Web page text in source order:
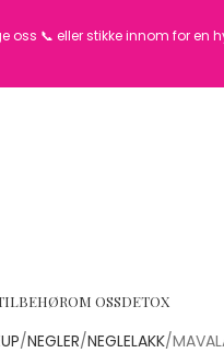
oss 📞 eller stikke innom for en
OM OSSDETOX
NEGLER NEGLELAKK